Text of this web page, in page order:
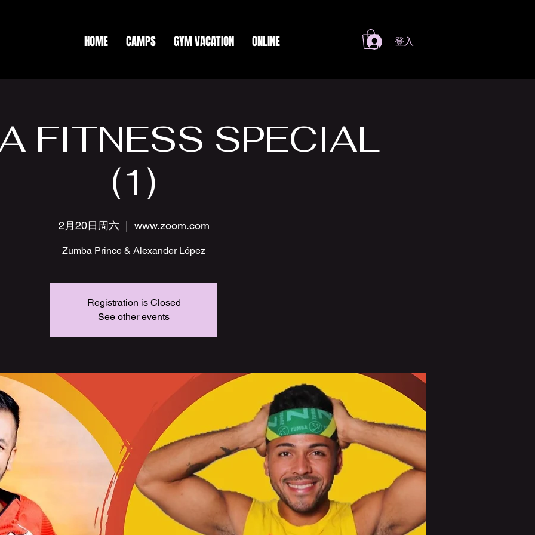
HOME CAMPS GYM VACATION ONLINE 登入
FITNESS SPECIAL
(1)
2月20日周六
  |
www.zoom.com
Zumba Prince & Alexander López
Registration is Closed
See other events